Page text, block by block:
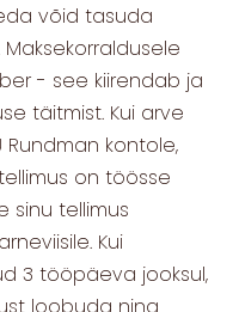
võid tasuda
- see kiirendab ja
täitmist. Kui arve
kontole,
on töösse
sinu tellimus
Kui
3 tööpäeva jooksul,
loobuda ning